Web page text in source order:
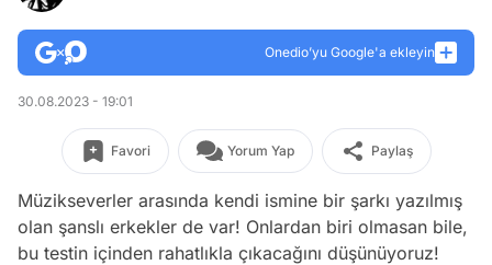
Onedio’yu Google'a ekleyin
30.08.2023 - 19:01
Favori Yorum Yap Paylaş
Müzikseverler arasında kendi ismine bir şarkı yazılmış
olan şanslı erkekler de var! Onlardan biri olmasan bile,
bu testin içinden rahatlıkla çıkacağını düşünüyoruz!